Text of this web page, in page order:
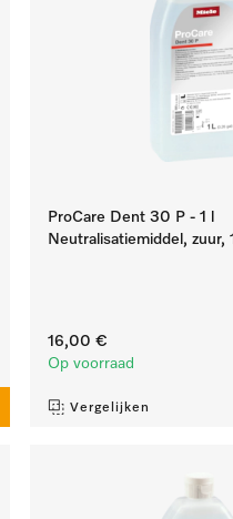
ProCare Dent 30 P - 1 l
Neutralisatiemiddel, zuur, 1
16,00 €
Op voorraad
Vergelijken